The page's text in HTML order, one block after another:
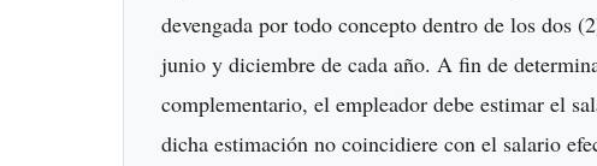
devengada por todo concepto dentro de los dos
junio y diciembre de cada año. A fin de
complementario, el empleador debe estimar el
dicha estimación no coincidiere con el salario